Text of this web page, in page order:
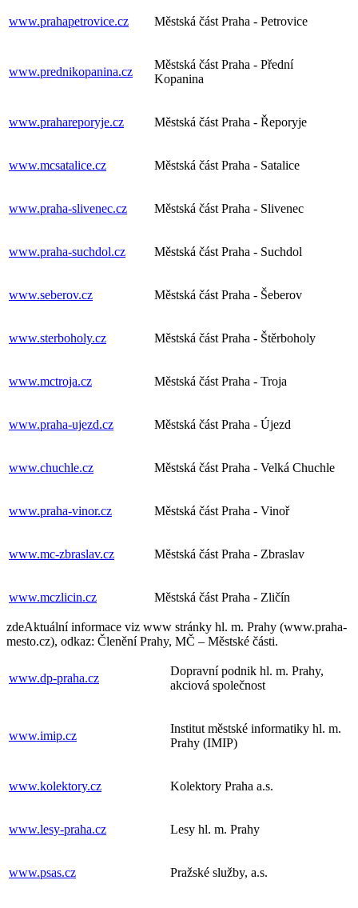
www.prahapetrovice.cz Městská část Praha - Petrovice
www.prednikopanina.cz
Městská část Praha - Přední
Kopanina
www.prahareporyje.cz Městská část Praha - Řeporyje
www.mcsatalice.cz Městská část Praha - Satalice
www.praha-slivenec.cz Městská část Praha - Slivenec
www.praha-suchdol.cz Městská část Praha - Suchdol
www.seberov.cz Městská část Praha - Šeberov
www.sterboholy.cz Městská část Praha - Štěrboholy
www.mctroja.cz Městská část Praha - Troja
www.praha-ujezd.cz Městská část Praha - Újezd
www.chuchle.cz Městská část Praha - Velká Chuchle
www.praha-vinor.cz Městská část Praha - Vinoř
www.mc-zbraslav.cz Městská část Praha - Zbraslav
www.mczlicin.cz Městská část Praha - Zličín
zdeAktuální informace viz www stránky hl. m. Prahy (www.praha-
mesto.cz), odkaz: Členění Prahy, MČ – Městské části.
www.dp-praha.cz
Dopravní podnik hl. m. Prahy,
akciová společnost
www.imip.cz
Institut městské informatiky hl. m.
Prahy (IMIP)
www.kolektory.cz Kolektory Praha a.s.
www.lesy-praha.cz Lesy hl. m. Prahy
www.psas.cz Pražské služby, a.s.